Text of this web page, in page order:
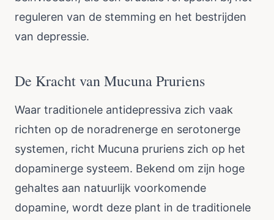
reguleren van de stemming en het bestrijden
van depressie.
De Kracht van Mucuna Pruriens
Waar traditionele antidepressiva zich vaak
richten op de noradrenerge en serotonerge
systemen, richt Mucuna pruriens zich op het
dopaminerge systeem. Bekend om zijn hoge
gehaltes aan natuurlijk voorkomende
dopamine, wordt deze plant in de traditionele